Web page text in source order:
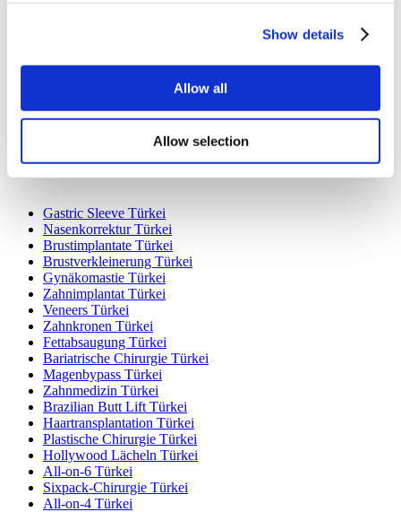
Show details
Allow all
Allow selection
Thailand Kliniken
Gastric Sleeve Türkei
Nasenkorrektur Türkei
Brustimplantate Türkei
Brustverkleinerung Türkei
Gynäkomastie Türkei
Zahnimplantat Türkei
Veneers Türkei
Zahnkronen Türkei
Fettabsaugung Türkei
Bariatrische Chirurgie Türkei
Magenbypass Türkei
Zahnmedizin Türkei
Brazilian Butt Lift Türkei
Haartransplantation Türkei
Plastische Chirurgie Türkei
Hollywood Lächeln Türkei
All-on-6 Türkei
Sixpack-Chirurgie Türkei
All-on-4 Türkei